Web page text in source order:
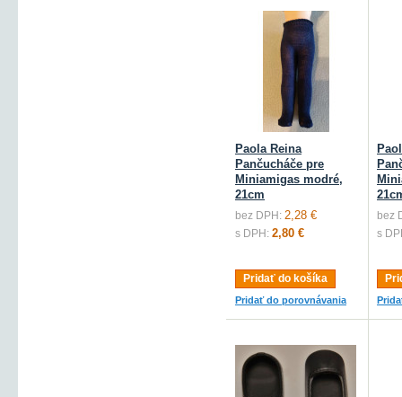
Paola Reina
Pančucháče pre
Miniamigas modré,
21cm
bez DPH: 2,28 €
s DPH: 2,80 €
Pridať do košíka
Pridať do porovnávania
bez
s